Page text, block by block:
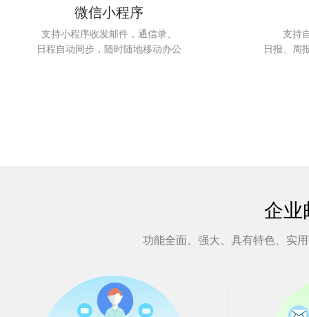
微信小程序
支持小程序收发邮件，通信录、
日程自动同步，随时随地移动办公
支持
日报、周
企业
功能全面、强大、具有特色、实